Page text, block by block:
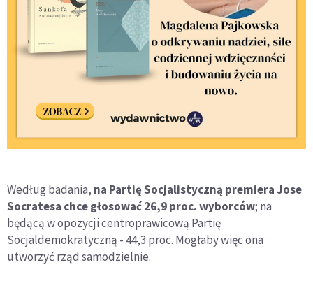
Według badania, na Partię Socjalistyczną premiera Jose
Socratesa chce głosować 26,9 proc. wyborców; na
będącą w opozycji centroprawicową Partię
Socjaldemokratyczną - 44,3 proc. Mogłaby więc ona
utworzyć rząd samodzielnie.